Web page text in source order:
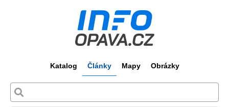
Katalog Články Mapy Obrázky